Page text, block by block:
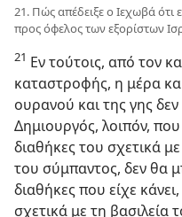
21. Πώς απέδειξε ο Ιεχωβά ότι
προς όφελος των εξορίστων
21 Εν τούτοις, από τον
καταστροφής, η μέρα
ουρανού και της γης
Δημιουργός, λοιπόν, που
διαθήκες του σχετικά
του σύμπαντος, δεν θα
διαθήκες που είχε
σχετικά με τη βασιλεία